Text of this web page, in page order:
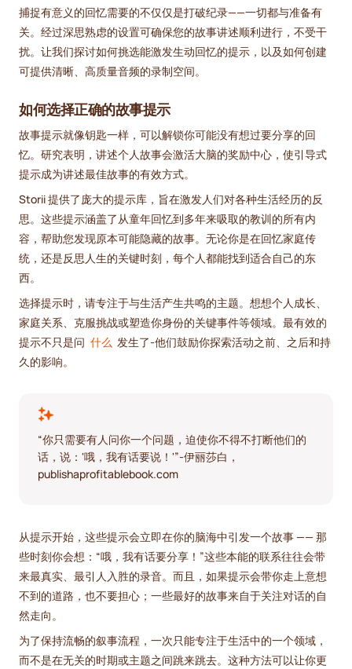
捕捉有意义的回忆需要的不仅仅是打破纪录——一切都与准备有
关。经过深思熟虑的设置可确保您的故事讲述顺利进行，不受干
扰。让我们探讨如何挑选能激发生动回忆的提示，以及如何创建
可提供清晰、高质量音频的录制空间。
如何选择正确的故事提示
故事提示就像钥匙一样，可以解锁你可能没有想过要分享的回
忆。研究表明，讲述个人故事会激活大脑的奖励中心，使引导式
提示成为讲述最佳故事的有效方式。
Storii 提供了庞大的提示库，旨在激发人们对各种生活经历的反
思。这些提示涵盖了从童年回忆到多年来吸取的教训的所有内
容，帮助您发现原本可能隐藏的故事。无论你是在回忆家庭传
统，还是反思人生的关键时刻，每个人都能找到适合自己的东
西。
选择提示时，请专注于与生活产生共鸣的主题。想想个人成长、
家庭关系、克服挑战或塑造你身份的关键事件等领域。最有效的
提示不只是问 什么 发生了-他们鼓励你探索活动之前、之后和持
久的影响。
“你只需要有人问你一个问题，迫使你不得不打断他们的
话，说：'哦，我有话要说！'”-伊丽莎白，
publishaprofitablebook.com
从提示开始，这些提示会立即在你的脑海中引发一个故事 —— 那
些时刻你会想：“哦，我有话要分享！”这些本能的联系往往会带
来最真实、最引人入胜的录音。而且，如果提示会带你走上意想
不到的道路，也不要担心；一些最好的故事来自于关注对话的自
然走向。
为了保持流畅的叙事流程，一次只能专注于生活中的一个领域，
而不是在无关的时期或主题之间跳来跳去。这种方法可以让你更